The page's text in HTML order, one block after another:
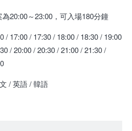
20:00～23:00，可入場180分鐘
/ 17:00 / 17:30 / 18:00 / 18:30 / 19:00
/ 20:00 / 20:30 / 21:00 / 21:30 /
/ 英語 / 韓語